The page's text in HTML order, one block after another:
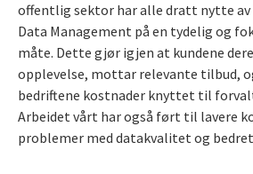
offentlig sektor har alle dratt nytte av
Data Management på en tydelig og
måte. Dette gjør igjen at kundene
opplevelse, mottar relevante tilbud,
bedriftene kostnader knyttet til
Arbeidet vårt har også ført til lavere
problemer med datakvalitet og